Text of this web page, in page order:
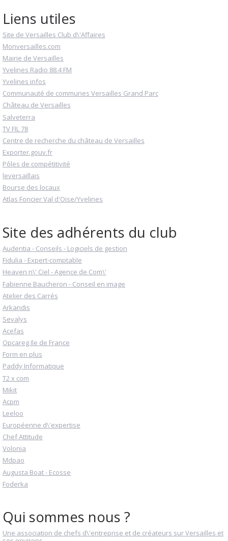
Liens utiles
Site de Versailles Club d\'Affaires
Monversailles.com
Mairie de Versailles
Yvelines Radio 88.4 FM
Yvelines infos
Communauté de communes Versailles Grand Parc
Château de Versailles
Salveterra
TV FIL 78
Centre de recherche du château de Versailles
Exporter.gouv.fr
Pôles de compétitivité
leversaillais
Bourse des locaux
Atlas Foncier Val d'Oise/Yvelines
Site des adhérents du club
Audentia - Conseils - Logiciels de gestion
Fidulia - Expert-comptable
Heaven n\' Ciel - Agence de Com\'
Fabienne Baucheron - Conseil en image
Atelier des Carrés
Arkandis
Sevalys
Acefas
Opcareg Ile de France
Form en plus
Paddy Informatique
T2 x com
Mikit
Acpm
Leeloo
Européenne d\'expertise
Chef Attitude
Volonia
Mdpao
Augusta Boat - Ecosse
Foderka
Qui sommes nous ?
Une association de chefs d\'entreprise et de créateurs sur Versailles et